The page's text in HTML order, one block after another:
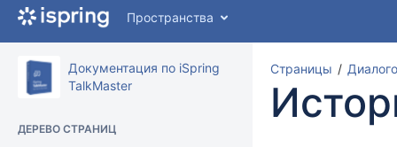
Перейти
главному
содержимому
assistive.skiplink.to.breadcrumbs
assistive.skiplink.to.header.menu
assistive.skiplink.to.quick.search
Пространства
Документация по iSpring
TalkMaster
ДЕРЕВО СТРАНИЦ
Страницы